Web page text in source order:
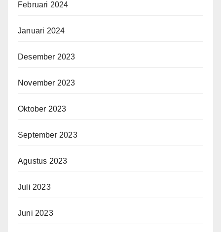
Februari 2024
Januari 2024
Desember 2023
November 2023
Oktober 2023
September 2023
Agustus 2023
Juli 2023
Juni 2023